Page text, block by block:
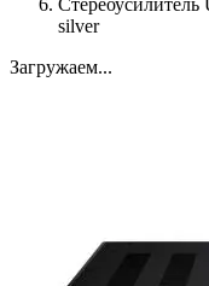
silver
Загружаем...